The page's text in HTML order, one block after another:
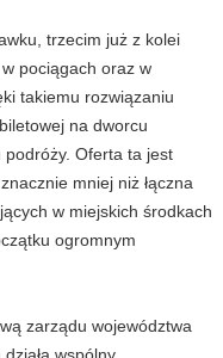
trzecim już z kolei
pociągach oraz w
takiemu rozwiązaniu
na dworcu
Oferta ta jest
mniej niż łączna
w miejskich środkach
ogromnym
zarządu województwa